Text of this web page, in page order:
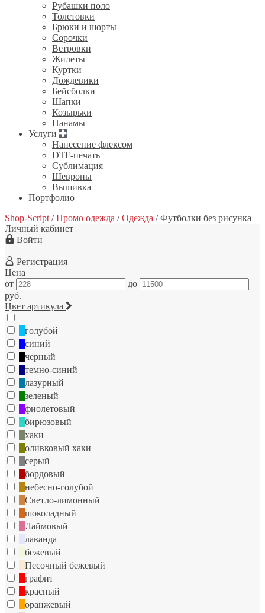
Рубашки поло
Толстовки
Брюки и шорты
Сорочки
Ветровки
Жилеты
Куртки
Дождевики
Бейсболки
Шапки
Козырьки
Панамы
Услуги
Нанесение флексом
DTF-печать
Сублимация
Шевроны
Вышивка
Портфолио
Shop-Script /Промо одежда /Одежда /Футболки без рисунка
Личный кабинет
Войти
Регистрация
Цена
от
до
руб.
Цвет артикула
голубой
синий
черный
темно-синий
лазурный
зеленый
фиолетовый
бирюзовый
хаки
оливковый хаки
серый
бордовый
небесно-голубой
Светло-лимонный
шоколадный
Лаймовый
лаванда
бежевый
Песочный бежевый
графит
красный
оранжевый